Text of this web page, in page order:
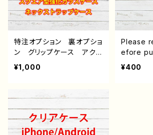
ロイド ケース ノンブラン
ド オリジナル デザイン
グッズ タイトル：ひよこちゃ
んのねんね J1-9
特注オプション 裏オプショ
ン グリップケース アクリ
ルパネルラバーケース ス
クエア型強化ガラスケー
貨屋アリスの白うさぎ
¥1,000
Please
efore
¥400